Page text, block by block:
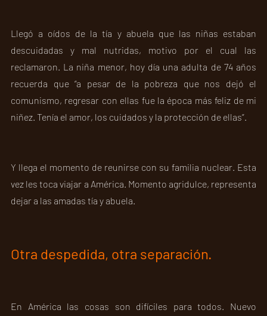
Llegó a oídos de la tía y abuela que las niñas estaban
descuidadas y mal nutridas, motivo por el cual las
reclamaron. La niña menor, hoy día una adulta de 74 años
recuerda que “a pesar de la pobreza que nos dejó el
comunismo, regresar con ellas fue la época más feliz de mi
niñez. Tenía el amor, los cuidados y la protección de ellas”.
Y llega el momento de reunirse con su familia nuclear. Esta
vez les toca viajar a América. Momento agridulce, representa
dejar a las amadas tía y abuela.
Otra despedida, otra separación.
En América las cosas son difíciles para todos. Nuevo